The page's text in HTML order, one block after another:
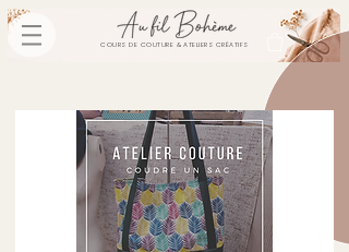
COURS DE COUTURE & ATELIERS CRÉATIFS